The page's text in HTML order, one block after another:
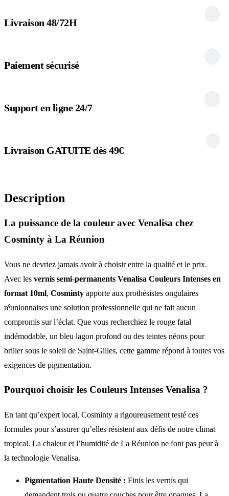
Livraison 48/72H
Paiement sécurisé
Support en ligne 24/7
Livraison GATUITE dès 49€
Description
La puissance de la couleur avec Venalisa chez
Cosminty à La Réunion
Vous ne devriez jamais avoir à choisir entre la qualité et le prix.
Avec les vernis semi-permanents Venalisa Couleurs Intenses en
format 10ml, Cosminty apporte aux prothésistes ongulaires
réunionnaises une solution professionnelle qui ne fait aucun
compromis sur l’éclat. Que vous recherchiez le rouge fatal
indémodable, un bleu lagon profond ou des teintes néons pour
briller sous le soleil de Saint-Gilles, cette gamme répond à toutes vos
exigences de pigmentation.
Pourquoi choisir les Couleurs Intenses Venalisa ?
En tant qu’expert local, Cosminty a rigoureusement testé ces
formules pour s’assurer qu’elles résistent aux défis de notre climat
tropical. La chaleur et l’humidité de La Réunion ne font pas peur à
la technologie Venalisa.
Pigmentation Haute Densité : Finis les vernis qui